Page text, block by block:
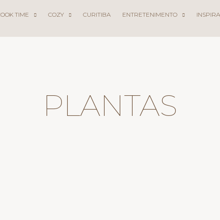
TIME COZY CURITIBA ENTRETENIMENTO
PLANTAS